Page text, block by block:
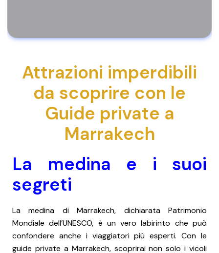
Attrazioni imperdibili
da scoprire con le
Guide private a
Marrakech
La medina e i suoi
segreti
La medina di Marrakech, dichiarata Patrimonio
Mondiale dell’UNESCO, è un vero labirinto che può
confondere anche i viaggiatori più esperti. Con le
guide private a Marrakech, scoprirai non solo i vicoli